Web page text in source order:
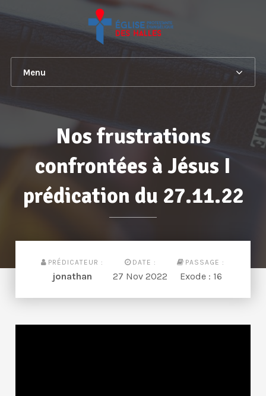
Menu
Nos frustrations
confrontées à Jésus I
prédication du 27.11.22
PRÉDICATEUR :
jonathan
DATE :
27 Nov 2022
PASSAGE :
Exode : 16